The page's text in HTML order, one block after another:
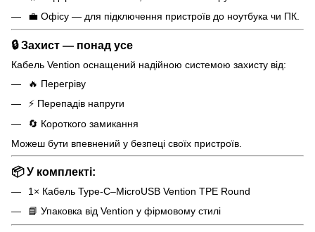
💼 Офісу — для підключення пристроїв до ноутбука чи ПК.
🔒 Захист — понад усе
Кабель Vention оснащений надійною системою захисту від:
🔥 Перегріву
⚡ Перепадів напруги
🔄 Короткого замикання
Можеш бути впевнений у безпеці своїх пристроїв.
📦 У комплекті:
1× Кабель Type-C–MicroUSB Vention TPE Round
📘 Упаковка від Vention у фірмовому стилі